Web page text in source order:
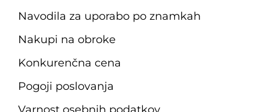
Navodila za uporabo po znamkah
Nakupi na obroke
Konkurenčna cena
Pogoji poslovanja